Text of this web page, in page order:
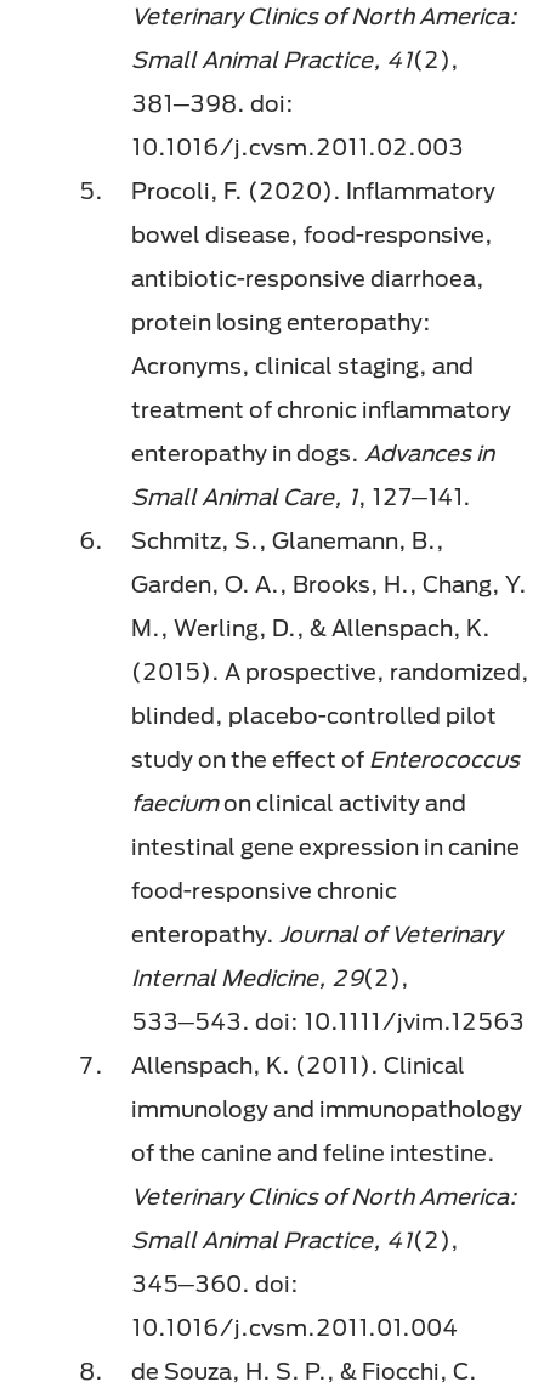
Veterinary Clinics of North America:
Small Animal Practice, 41(2),
381─398. doi:
10.1016/j.cvsm.2011.02.003
Procoli, F. (2020). Inflammatory
bowel disease, food-responsive,
antibiotic-responsive diarrhoea,
protein losing enteropathy:
Acronyms, clinical staging, and
treatment of chronic inflammatory
enteropathy in dogs. Advances in
Small Animal Care, 1, 127─141.
Schmitz, S., Glanemann, B.,
Garden, O. A., Brooks, H., Chang, Y.
M., Werling, D., & Allenspach, K.
(2015). A prospective, randomized,
blinded, placebo-controlled pilot
study on the effect of Enterococcus
faeciumon clinical activity and
intestinal gene expression in canine
food-responsive chronic
enteropathy. Journal of Veterinary
Internal Medicine, 29(2),
533─543. doi: 10.1111/jvim.12563
Allenspach, K. (2011). Clinical
immunology and immunopathology
of the canine and feline intestine.
Veterinary Clinics of North America:
Small Animal Practice, 41(2),
345─360. doi:
10.1016/j.cvsm.2011.01.004
de Souza, H. S. P., & Fiocchi, C.